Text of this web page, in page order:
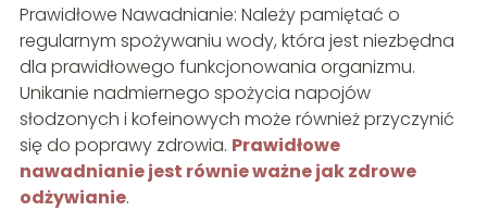
Prawidłowe Nawadnianie: Należy pamiętać o
regularnym spożywaniu wody, która jest niezbędna
dla prawidłowego funkcjonowania organizmu.
Unikanie nadmiernego spożycia napojów
słodzonych i kofeinowych może również przyczynić
się do poprawy zdrowia. Prawidłowe
nawadnianie jest równie ważne jak zdrowe
odżywianie.